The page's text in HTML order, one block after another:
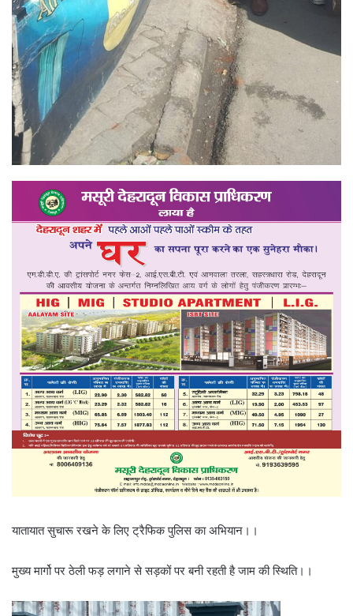
यातायात सुचारू रखने के लिए ट्रैफिक पुलिस का अभियान।।
मुख्य मार्गो पर ठेली फड़ लगाने से सड़कों पर बनी रहती है जाम की स्थिति।।